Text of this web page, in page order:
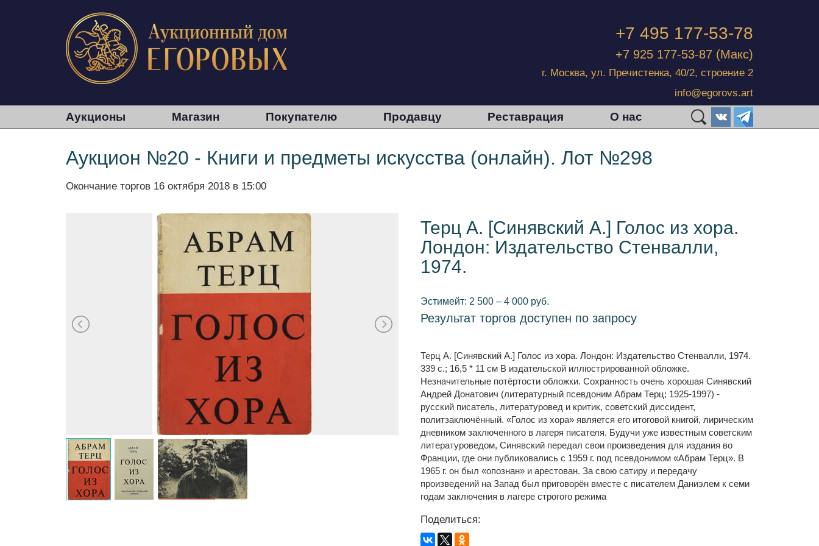
+7 495 177-53-78
+7 925 177-53-87 (Макс)
г. Москва, ул. Пречистенка, 40/2, строение 2
info@egorovs.art
Аукционы Магазин Покупателю Продавцу Реставрация О нас
Аукцион №20 - Книги и предметы искусства (онлайн). Лот №298
Окончание торгов 16 октября 2018 в 15:00
Терц А. [Синявский А.] Голос из хора.
Лондон: Издательство Стенвалли,
1974.
Эстимейт: 2 500 – 4 000 руб.
Результат торгов доступен по запросу
Терц А. [Синявский А.] Голос из хора. Лондон: Издательство Стенвалли, 1974.
339 с.; 16,5 * 11 см В издательской иллюстрированной обложке.
Незначительные потёртости обложки. Сохранность очень хорошая Синявский
Андрей Донатович (литературный псевдоним Абрам Терц; 1925-1997) -
русский писатель, литературовед и критик, советский диссидент,
политзаключённый. «Голос из хора» является его итоговой книгой, лирическим
дневником заключенного в лагеря писателя. Будучи уже известным советским
литературоведом, Синявский передал свои произведения для издания во
Франции, где они публиковались с 1959 г. под псевдонимом «Абрам Терц». В
1965 г. он был «опознан» и арестован. За свою сатиру и передачу
произведений на Запад был приговорён вместе с писателем Даниэлем к семи
годам заключения в лагере строгого режима
Поделиться: